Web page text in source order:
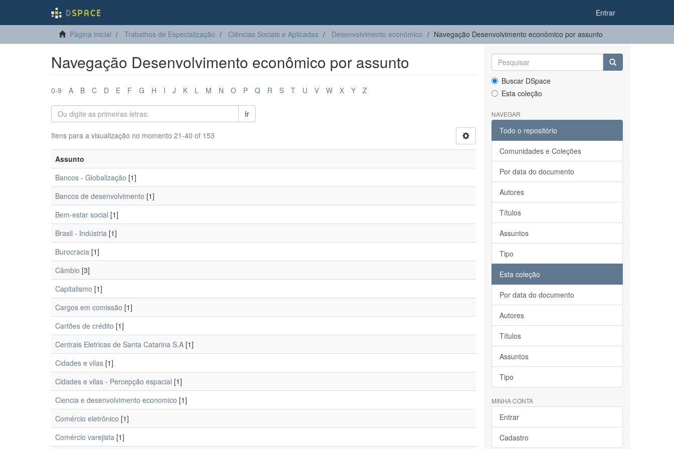
Entrar
Página inicial Trabalhos de Especialização Ciências Sociais e Aplicadas Desenvolvimento econômico Navegação Desenvolvimento econômico por assunto
Navegação Desenvolvimento econômico por assunto
0-9 A B C D E F G H I J K L M N O P Q R S T U V W X Y Z
Ir
Itens para a visualização no momento 21-40 of 153
Assunto
Bancos - Globalização [1]
Bancos de desenvolvimento [1]
Bem-estar social [1]
Brasil - Indústria [1]
Burocracia [1]
Câmbio [3]
Capitalismo [1]
Cargos em comissão [1]
Cartões de crédito [1]
Centrais Eletricas de Santa Catarina S.A [1]
Cidades e vilas [1]
Cidades e vilas - Percepção espacial [1]
Ciencia e desenvolvimento economico [1]
Comércio eletrônico [1]
Comércio varejista [1]
Buscar DSpace
Esta coleção
NAVEGAR
Todo o repositório
Comunidades e Coleções
Por data do documento
Autores
Títulos
Assuntos
Tipo
Esta coleção
Por data do documento
Autores
Títulos
Assuntos
Tipo
MINHA CONTA
Entrar
Cadastro